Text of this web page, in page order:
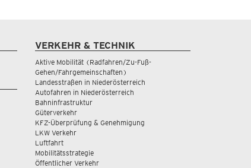
VERKEHR & TECHNIK
Aktive Mobilität (Radfahren/Zu-Fuß-
Gehen/Fahrgemeinschaften)
Landesstraßen in Niederösterreich
Autofahren in Niederösterreich
Bahninfrastruktur
Güterverkehr
KFZ-Überprüfung & Genehmigung
LKW Verkehr
Luftfahrt
Mobilitätsstrategie
Öffentlicher Verkehr